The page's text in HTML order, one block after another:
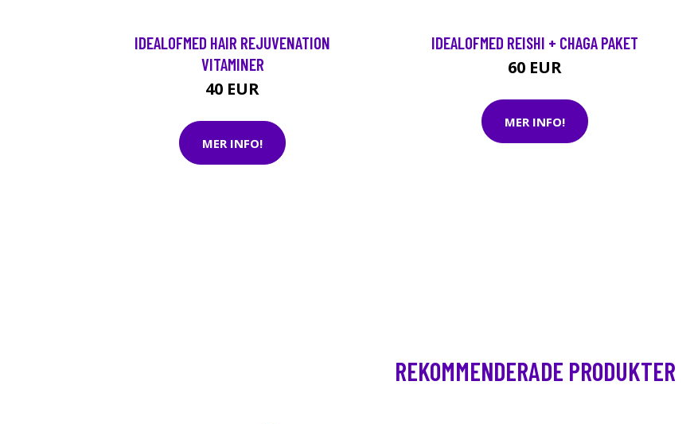
IDEALOFMED HAIR REJUVENATION
VITAMINER
40 EUR
MER INFO!
IDEALOFMED REISHI + CHAGA PAKET
60 EUR
MER INFO!
REKOMMENDERADE PRODUKTER